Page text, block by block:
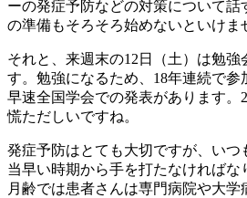
ーの発症予防などの対策について話
の準備もそろそろ始めないといけま
それと、来週末の12日（土）は勉強
す。勉強になるため、18年連続で参
早速全国学会での発表があります。
慌ただしいですね。
発症予防はとても大切ですが、いつ
当早い時期から手を打たなければ
月齢では患者さんは専門病院や大学